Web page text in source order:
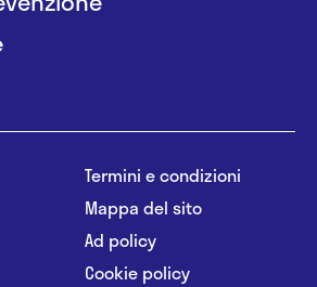
Termini e condizioni
Mappa del sito
Ad policy
Cookie policy